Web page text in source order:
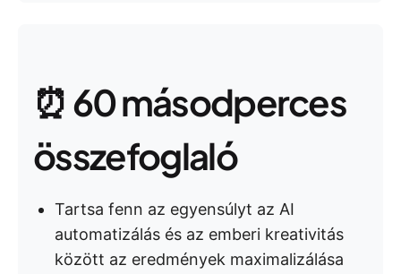
⏰ 60 másodperces
összefoglaló
Tartsa fenn az egyensúlyt az AI
automatizálás és az emberi kreativitás
között az eredmények maximalizálása